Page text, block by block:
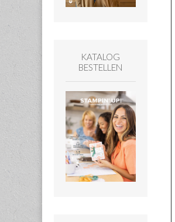
KATALOG
BESTELLEN